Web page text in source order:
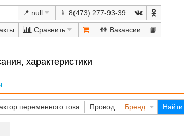
📍 null 📱 8(473) 277-93-39
Сравнить 👫 📙
характеристики
переменного тока Провод Бренд Найти